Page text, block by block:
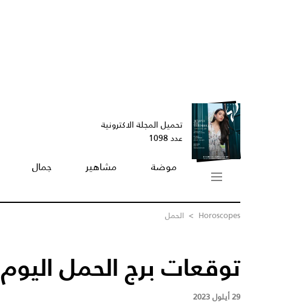
تحميل المجلة الاكترونية
عدد 1098
موضة مشاهير جمال
Horoscopes
> الحمل
توقعات برج الحمل اليوم 29/09/2023
29 أيلول 2023